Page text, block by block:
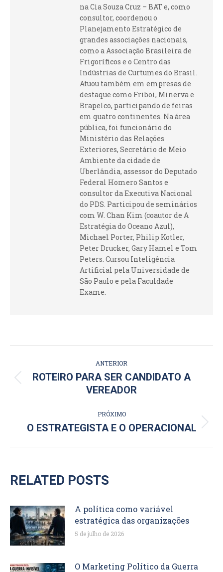
na Cia Souza Cruz – BAT e, como
consultor, coordenou o
Planejamento Estratégico de
grandes associações nacionais,
como a Associação Brasileira de
Frigoríficos e o Centro das
Indústrias de Curtumes do Brasil.
Atuou também em empresas de
destaque como Friboi, Minerva e
Brapelco, participando de feiras
em quatro continentes. Na área
pública, foi funcionário do
Ministério das Relações
Exteriores, Secretário de Meio
Ambiente da cidade de
Uberlândia, assessor do Deputado
Federal Homero Santos e
consultor da Executiva Nacional
do PDS. Participou de seminários
com W. Chan Kim (coautor de A
Estratégia do Oceano Azul),
Michael Porter, Philip Kotler,
Peter Drucker, Gary Hamel e Tom
Peters. Cursou Inteligência
Artificial pela Universidade de
São Paulo e pela Faculdade
Exame.
DE
ANTERIOR
Post
anterior:
ROTEIRO PARA SER CANDIDATO A
VEREADOR
PRÓXIMO
Próximo
O ESTRATEGISTA E O OPERACIONAL
RELATED POSTS
A política como variável
estratégica das organizações
5 de julho de 2026
O Marketing Político da Guerra